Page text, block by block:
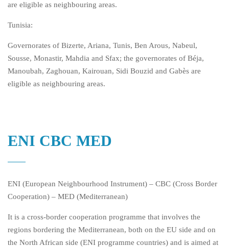
are eligible as neighbouring areas.
Tunisia:
Governorates of Bizerte, Ariana, Tunis, Ben Arous, Nabeul,
Sousse, Monastir, Mahdia and Sfax; the governorates of Béja,
Manoubah, Zaghouan, Kairouan, Sidi Bouzid and Gabès are
eligible as neighbouring areas.
ENI CBC MED
ENI (European Neighbourhood Instrument) – CBC (Cross Border
Cooperation) – MED (Mediterranean)
It is a cross-border cooperation programme that involves the
regions bordering the Mediterranean, both on the EU side and on
the North African side (ENI programme countries) and is aimed at